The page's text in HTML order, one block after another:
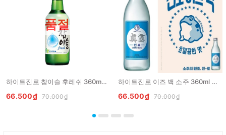
품절
하이트진로 참이슬 후레쉬 360ml HITJINRO Ruou Chamisul Fresh
66.500₫ 70.000₫
하이트진로 이즈 백 소주 360ml HITEJINRO is back soju
66.500₫ 70.000₫